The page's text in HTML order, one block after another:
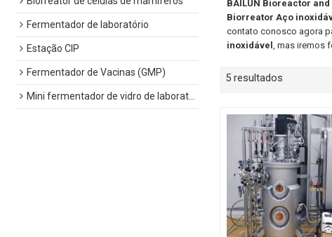
Fermentador de laboratório
Estação CIP
Fermentador de Vacinas (GMP)
Mini fermentador de vidro de laboratório
BAILUN Bioreactor
Biorreator Aço
contato conosco agora
inoxidável , mas iremos
5 resultados